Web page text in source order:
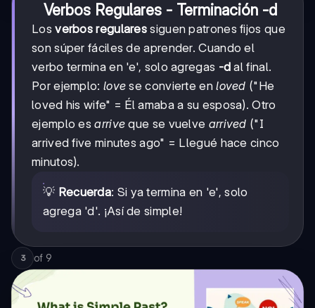
Verbos Regulares - Terminación -d
Losverbos regulares siguen patrones fijos que
son súper fáciles de aprender. Cuando el
verbo termina en 'e', solo agregas -d al final.
Por ejemplo: love se convierte enloved ("He
loved his wife" = Él amaba a su esposa). Otro
ejemplo esarrive que se vuelve arrived ("I
arrived five minutes ago" = Llegué hace cinco
minutos).
💡 Recuerda: Si ya termina en 'e', solo
agrega 'd'. ¡Así de simple!
3 of 9